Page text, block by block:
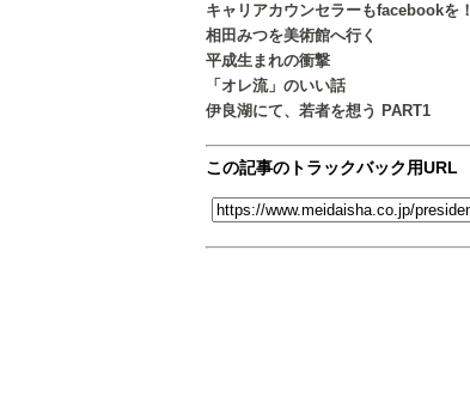
キャリアカウンセラーもfacebookを！
相田みつを美術館へ行く
平成生まれの衝撃
「オレ流」のいい話
伊良湖にて、若者を想う PART1
この記事のトラックバック用URL